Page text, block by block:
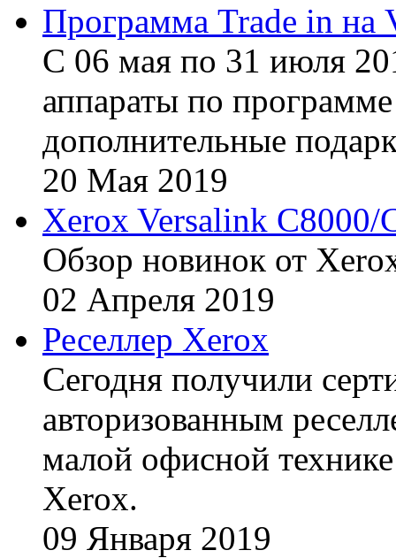
Программа Trade in на
С 06 мая по 31 июля
аппараты по
дополнительные
20 Мая 2019
Xerox Versalink C8000/
Обзор новинок от
02 Апреля 2019
Реселлер Xerox
Сегодня получили
авторизованным
малой офисной
Xerox.
09 Января 2019